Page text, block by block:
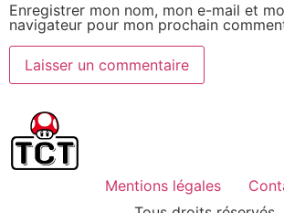
Enregistrer mon nom, mon e-mail et
navigateur pour mon prochain
Mentions légales